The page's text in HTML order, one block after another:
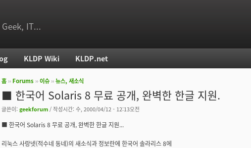
IT...
현재 위치
홈 ›› Forums ››이슈 ››뉴스, 새소식
■ 한국어 Solaris 8 무료 공개, 완벽한 한글 지원.
글쓴이: geekforum / 작성시간: 수, 2000/04/12 - 12:13오전
■ 한국어 Solaris 8 무료 공개, 완벽한 한글 지원...
리눅스 사랑넷(적수네 동네)의 새소식과 정보란에 한국어 솔라리스 8에
KLDP Wiki KLDP.net